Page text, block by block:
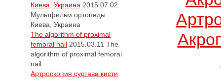
Киева, Украина 2015.07.02
Мультфильм ортопеды
Киева, Украина
The algorithm of proximal
femoral nail 2015.03.11 The
algorithm of proximal femoral
nail
Артроскопия сустава кисти